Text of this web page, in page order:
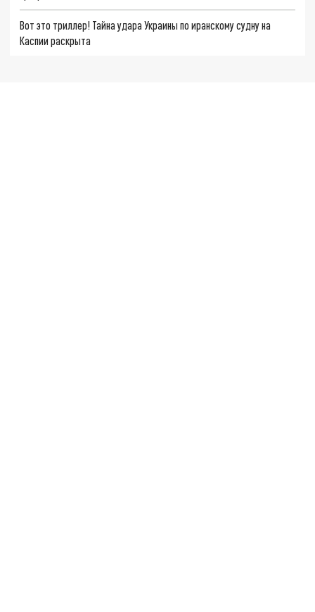
Вот это триллер! Тайна удара Украины по иранскому судну на
Каспии раскрыта